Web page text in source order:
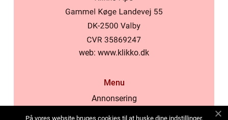
web: www.klikko.dk
Menu
Annonsering
På vores website bruges cookies til at huske dine indstillinger,